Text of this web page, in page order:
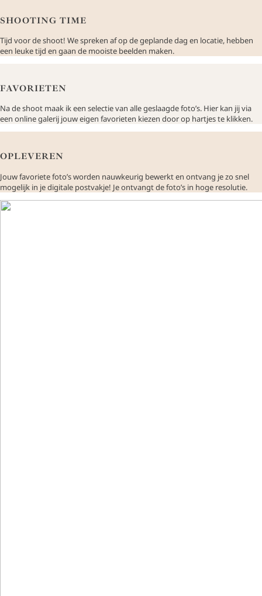
SHOOTING TIME
Tijd voor de shoot! We spreken af op de geplande dag en locatie, hebben
een leuke tijd en gaan de mooiste beelden maken.
FAVORIETEN
Na de shoot maak ik een selectie van alle geslaagde foto’s. Hier kan jij via
een online galerij jouw eigen favorieten kiezen door op hartjes te klikken.
OPLEVEREN
Jouw favoriete foto’s worden nauwkeurig bewerkt en ontvang je zo snel
mogelijk in je digitale postvakje! Je ontvangt de foto’s in hoge resolutie.